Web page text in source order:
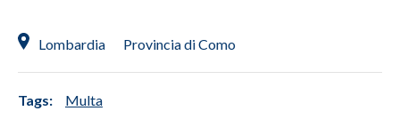
Lombardia Provincia di Como
Tags: Multa